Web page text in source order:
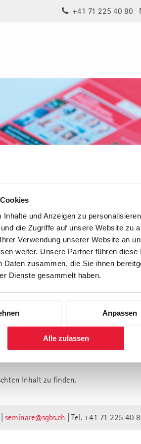
und Anzeigen zu
die Zugriffe auf unsere Website zu
Verwendung unserer Website an
weiter. Unsere Partner führen diese
Daten zusammen, die Sie ihnen
Dienste gesammelt haben.
Anpassen
Alle zulassen
+41 71 225 40 80
Inhouse, Consulting
Berufsbegleitendes
für
umgezogen.
auf eine neue technische Basis
Inhalt zu finden.
seminare@sgbs.ch Tel. +41 71 225 40